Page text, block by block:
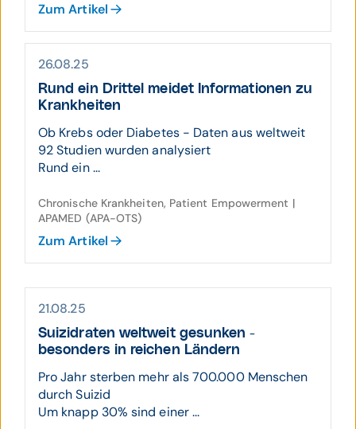
Zum Artikel
26.08.25
Rund ein Drittel meidet Infor­mationen zu
Krank­heiten
Ob Krebs oder Diabetes - Daten aus weltweit
92 Studien wurden analysiert
Rund ein ...
Chronische Krankheiten, Patient Empowerment |
APAMED (APA-OTS)
Zum Artikel
21.08.25
Suizid­raten welt­weit gesunken -
besonders in reichen Ländern
Pro Jahr sterben mehr als 700.000 Menschen
durch Suizid
Um knapp 30% sind einer ...